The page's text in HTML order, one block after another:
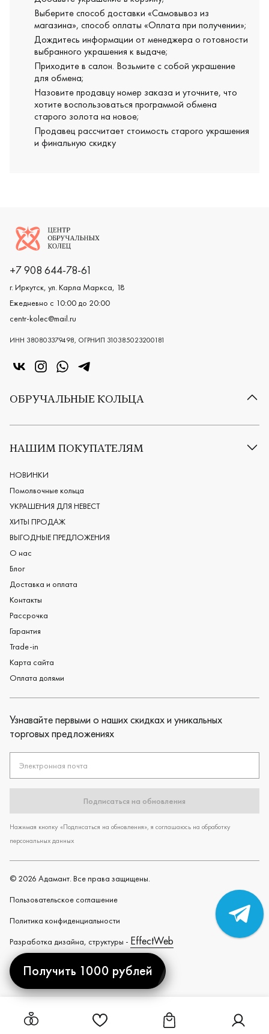
Выберите способ доставки «Самовывоз из
магазина», способ оплаты «Оплата при получении»;
Дождитесь информации от менеджера о готовности
выбранного украшения к выдаче;
Приходите в салон. Возьмите с собой украшение
для обмена;
Назовите продавцу номер заказа и уточните, что
хотите воспользоваться программой обмена
старого золота на новое;
Продавец рассчитает стоимость старого украшения
и финальную скидку
Логотип компании
+7 908 644-78-61
г. Иркутск, ул. Карла Маркса, 18
Ежедневно с 10:00 до 20:00
centr-kolec@mail.ru
ИНН 380803379498, ОГРНИП 310385023200181
«Центр колец» в VK
«Центр колец» в Instagram
«Центр колец» в Whatsapp
«Центр колец» в Telegram
ОБРУЧАЛЬНЫЕ КОЛЬЦА
Все обручальные кольца
Европейские обручальные кольца
Мужские обручальные кольца
Женские обручальные кольца
Обручальные кольца из платины
Дизайнерские обручальные кольца
Черные обручальные кольца
НАШИМ ПОКУПАТЕЛЯМ
НОВИНКИ
Помолвочные кольца
УКРАШЕНИЯ ДЛЯ НЕВЕСТ
ХИТЫ ПРОДАЖ
ВЫГОДНЫЕ ПРЕДЛОЖЕНИЯ
О нас
Блог
Доставка и оплата
Контакты
Рассрочка
Гарантия
Trade-in
Карта сайта
Оплата долями
Узнавайте первыми о наших скидках и уникальных
торговых предложениях
Электронная почта
Подписаться на обновления
Нажимая кнопку «Подписаться на обновления», я соглашаюсь на обработку
персональных данных
© 2026 Адамант. Все права защищены.
Пользовательское cоглашение
Политика конфиденциальности
Разработка дизайна, структуры - EffectWeb
Created by
Ссылка на страницу "Избранное"
Ссылка на страницуСсылка
Получить 1000 рублей